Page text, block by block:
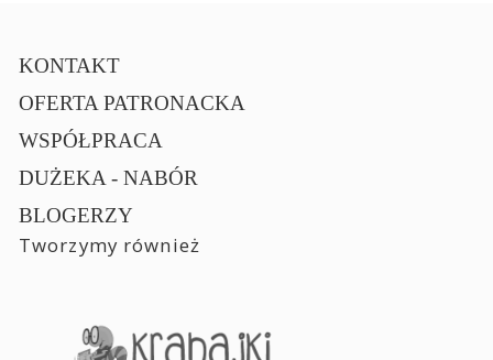
KONTAKT
OFERTA PATRONACKA
WSPÓŁPRACA
DUŻEKA - NABÓR
BLOGERZY
Tworzymy również